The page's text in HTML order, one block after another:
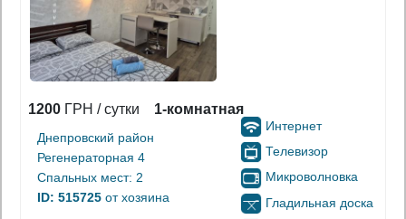
1200 ГРН / сутки 1-комнатная
Днепровский район
Регенераторная 4
Спальных мест: 2
ID: 515725 от хозяина
Интернет
Телевизор
Микроволновка
Гладильная доска